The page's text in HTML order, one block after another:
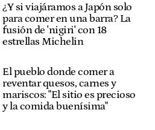
¿Y si viajáramos a Japón solo
para comer en una barra? La
fusión de 'nigiri' con 18
estrellas Michelin
El pueblo donde comer a
reventar quesos, carnes y
mariscos: "El sitio es precioso
y la comida buenísima"